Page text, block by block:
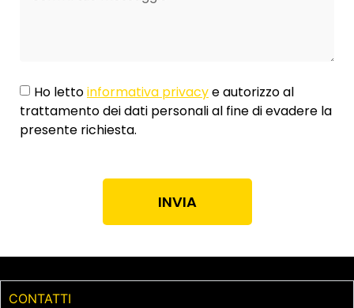
Ho lettoinformativa privacye autorizzo al
trattamento dei dati personali al fine di evadere la
presente richiesta.
INVIA
CONTATTI